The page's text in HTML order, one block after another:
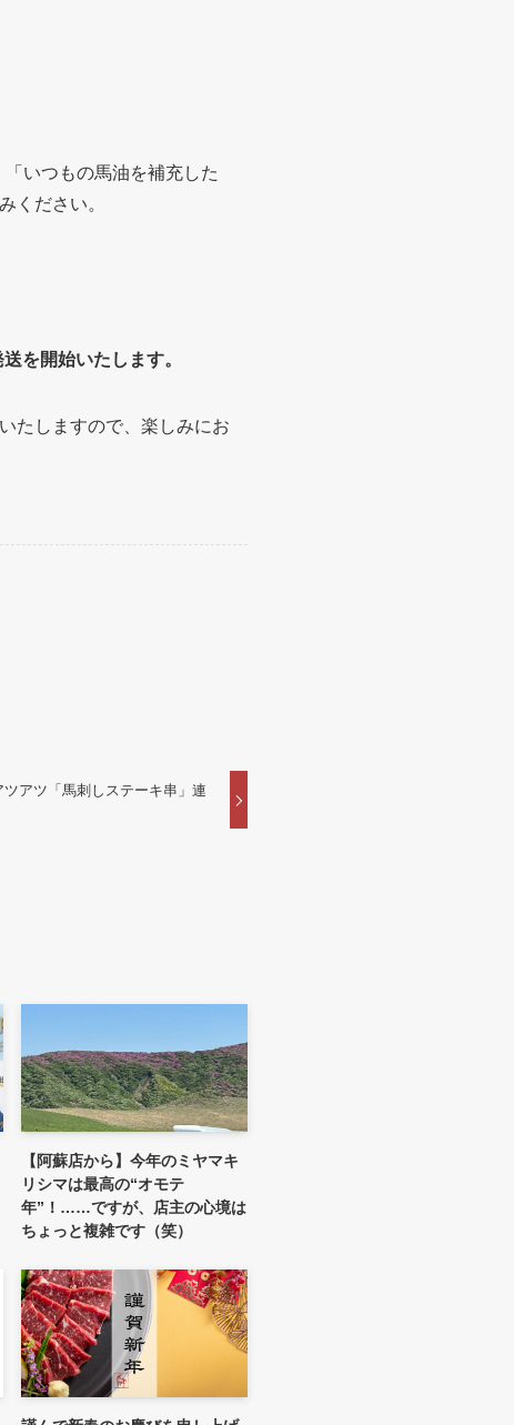
「いつもの馬油を補充した
ください。
を開始いたします。
たしますので、楽しみにお
アツ「馬刺しステーキ串」連
【阿蘇店から】今年のミヤマキ
リシマは最高の“オモテ
年”！……ですが、店主の心境は
ちょっと複雑です（笑）